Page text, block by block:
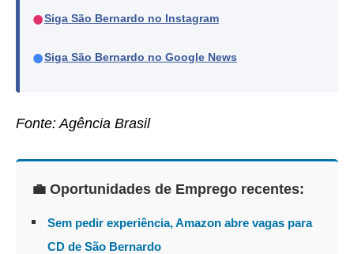
●Siga São Bernardo no Instagram
●Siga São Bernardo no Google News
Fonte: Agência Brasil
💼 Oportunidades de Emprego recentes:
Sem pedir experiência, Amazon abre vagas para
CD de São Bernardo